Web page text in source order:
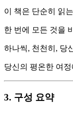
이 책은 단순히 읽
한 번에 모든 것을
하나씩, 천천히, 당
당신의 평온한 여
3. 구성 요약